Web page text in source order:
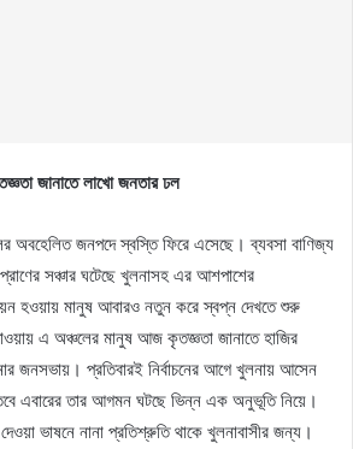
জানাতে লাখো জনতার ঢল
অবহেলিত জনপদে স্বস্তি ফিরে এসেছে। ব্যবসা বাণিজ্য
সঞ্চার ঘটেছে খুলনাসহ এর আশপাশের
হওয়ায় মানুষ আবারও নতুন করে স্বপ্ন দেখতে শুরু
এ অঞ্চলের মানুষ আজ কৃতজ্ঞতা জানাতে হাজির
জনসভায়। প্রতিবারই নির্বাচনের আগে খুলনায় আসেন
এবারের তার আগমন ঘটছে ভিন্ন এক অনুভূতি নিয়ে।
ভাষনে নানা প্রতিশ্রুতি থাকে খুলনাবাসীর জন্য।